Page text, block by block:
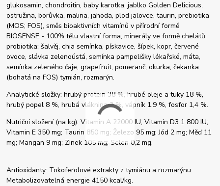
glukosamin, chondroitin, baby karotka, jablko Golden Delicious,
ostružina, borůvka, malina, jahoda, plod jalovce, taurin, prebiotika
(MOS; FOS), směs bioaktivních vitamínů v přírodní formě
BIOSENSE - 100% tělu vlastní forma, minerály ve formě chelátů,
probiotika; šalvěj, chia semínka, pískavice, šípek, kopr, červené
ovoce, slávka zelenoústá, semínka pampelišky lékařské, máta,
semínka zeleného čaje, grapefruit, pomeranč, okurka, čekanka
(bohatá na FOS) tymián, rozmarýn.
Analytické složky: hrubý protein 38 %, hrubé oleje a tuky 18 %,
hrubý popel 8 %, hrubá vláknina 2 %, vápník 1,9 %, fosfor 1,4 %.
Nutriční složení (na kg): Vitamin A 22000 IU; Vitamin D3 1 800 IU;
Vitamin E 350 mg; Taurin 850 mg; Železo 95 mg; Jód 2 mg; Měď 11
mg; Mangan 9 mg; Zinek 105 mg; Selen 0,2 mg.
Antioxidanty: Tokoferolové extrakty z tymiánu a rozmarýnu.
Metabolizovatelná energie 4150 kcal/kg.